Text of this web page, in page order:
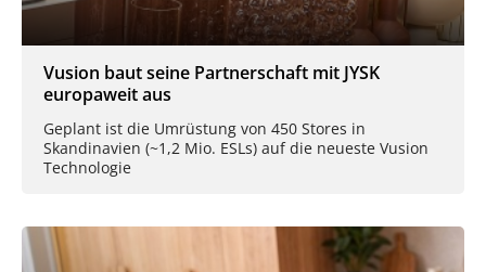
Vusion baut seine Partnerschaft mit JYSK
europaweit aus
Geplant ist die Umrüstung von 450 Stores in
Skandinavien (~1,2 Mio. ESLs) auf die neueste Vusion
Technologie